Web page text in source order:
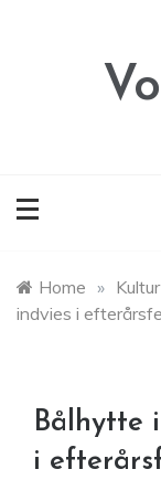
Home »
indvies i
Bålhytte
i